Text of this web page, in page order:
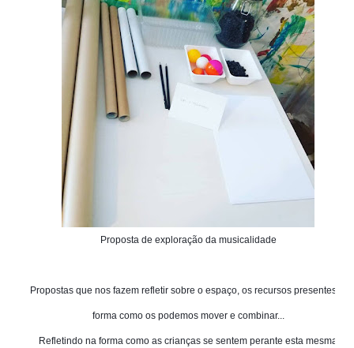
Proposta de exploração da musicalidade
Propostas que nos fazem refletir sobre o espaço, os recursos presentes, a
forma como os podemos mover e combinar...
Refletindo na forma como as crianças se sentem perante esta mesma